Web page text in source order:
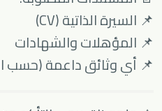
📌 السيرة الذاتية (CV)
📌 المؤهلات والشهادات
📌 أي وثائق داعمة (حسب